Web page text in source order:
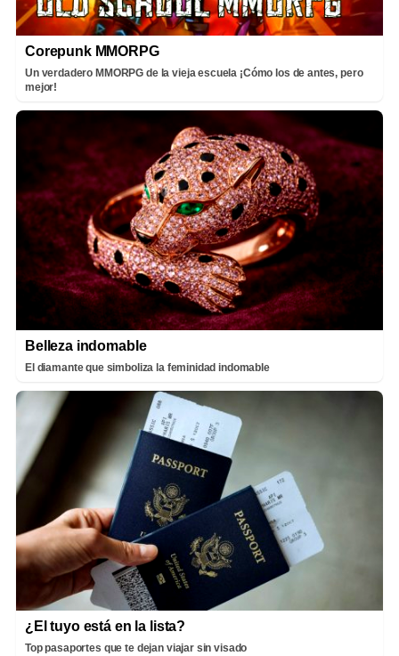
Corepunk MMORPG
Un verdadero MMORPG de la vieja escuela ¡Cómo los de antes, pero
mejor!
Belleza indomable
El diamante que simboliza la feminidad indomable
¿El tuyo está en la lista?
Top pasaportes que te dejan viajar sin visado